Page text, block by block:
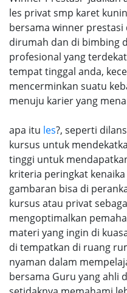
les privat smp karet
bersama winner
dirumah dan di bimbing
profesional yang
tempat tinggal anda,
mencerminkan suatu
menuju karier yang
apa itu les?, seperti
kursus untuk
tinggi untuk
kriteria peringkat
gambaran bisa di
kursus atau privat
mengoptimalkan
materi yang ingin di
di tempatkan di ruang
nyaman dalam
bersama Guru yang ahli